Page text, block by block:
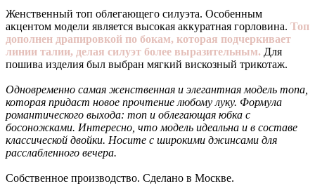
Женственный топ облегающего силуэта. Особенным
акцентом модели является высокая аккуратная горловина. Топ
дополнен драпировкой по бокам, которая подчеркивает
линии талии, делая силуэт более выразительным. Для
пошива изделия был выбран мягкий вискозный трикотаж.
Одновременно самая женственная и элегантная модель топа,
которая придаст новое прочтение любому луку. Формула
романтического выхода: топ и облегающая юбка с
босоножками. Интересно, что модель идеальна и в составе
классической двойки. Носите с широкими джинсами для
расслабленного вечера.
Собственное производство. Сделано в Москве.